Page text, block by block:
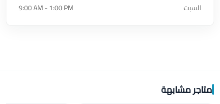
السبت
9:00 AM - 1:00 PM
متاجر مشابهة